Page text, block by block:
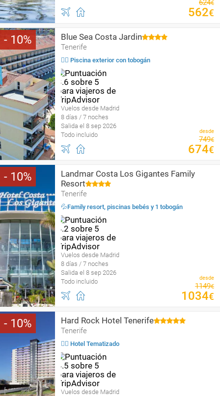
624€
562€
10 Blue Sea Costa Jardin
Tenerife
🏄‍♀️ Piscina exterior con tobogán
Vuelos desde Madrid
8 días / 7 noches
Salida el 8 sep 2026
Todo incluido
desde
749€
674€
10
Landmar Costa Los Gigantes Family
Resort
Tenerife
💦Family resort, piscinas bebés y 1 tobogán
Vuelos desde Madrid
8 días / 7 noches
Salida el 8 sep 2026
Todo incluido
desde
1149€
1034€
10 Hard Rock Hotel Tenerife
Tenerife
🤹‍♀️ Hotel Tematizado
Vuelos desde Madrid